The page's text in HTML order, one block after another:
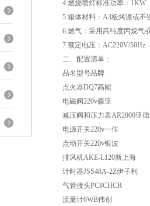
4.燃烧喷灯标准功率：1KW
5.箱体材料：A3板烤漆或不
6.燃气：采用高纯度丙烷气
7.额定电压：AC220V/50Hz
二、配置清单：
品名型号品牌
点火器DQ7高能
电磁阀220v森亚
减压阀和压力表AR2000亚
电源开关220v一佳
点动开关220v银波
排风机AKE-L120新上海
计时器JSS48A-2Z伊子利
气管接头PC8CHCR
流量计6WB伟创